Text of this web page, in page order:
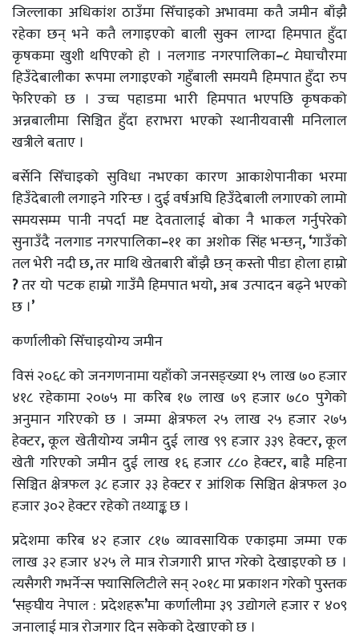
जिल्लाका अधिकांश ठाउँमा सिँचाइको अभावमा कतै जमीन बाँझै
रहेका छन् भने कतै लगाइएको बाली सुक्न लाग्दा हिमपात हुँदा
कृषकमा खुशी थपिएको हो । नलगाड नगरपालिका–८ मेघाचौरमा
हिउँदेबालीका रूपमा लगाइएको गहुँबाली समयमै हिमपात हुँदा रुप
फेरिएको छ । उच्च पहाडमा भारी हिमपात भएपछि कृषकको
अन्नबालीमा सिञ्चित हुँदा हराभरा भएको स्थानीयवासी मनिलाल
खत्रीले बताए ।
बर्सेनि सिँचाइको सुविधा नभएका कारण आकाशेपानीका भरमा
हिउँदेबाली लगाइने गरिन्छ । दुई वर्षअघि हिउँदेबाली लगाएको लामो
समयसम्म पानी नपर्दा मष्ट देवतालाई बोका नै भाकल गर्नुपरेको
सुनाउँदै नलगाड नगरपालिका–११ का अशोक सिंह भन्छन्, ‘गाउँको
तल भेरी नदी छ,तर माथि खेतबारी बाँझै छन् कस्तो पीडा होला हाम्रो
?तर यो पटक हाम्रो गाउँमै हिमपात भयो,अब उत्पादन बढ्ने भएको
छ ।’
कर्णालीको सिँचाइयोग्य जमीन
विसं २०६८ को जनगणनामा यहाँको जनसङ्ख्या १५ लाख ७० हजार
४१८ रहेकामा २०७५ मा करिब १७ लाख ७९ हजार ७८० पुगेको
अनुमान गरिएको छ । जम्मा क्षेत्रफल २५ लाख २५ हजार २७५
हेक्टर,कूल खेतीयोग्य जमीन दुई लाख ९९ हजार ३३९ हेक्टर,कूल
खेती गरिएको जमीन दुई लाख १६ हजार ८८० हेक्टर, बाह्रै महिना
सिञ्चित क्षेत्रफल ३८ हजार ३३ हेक्टर र आंशिक सिञ्चित क्षेत्रफल ३०
हजार ३०२ हेक्टर रहेको तथ्याङ्क छ ।
प्रदेशमा करिब ४२ हजार ८१७ व्यावसायिक एकाइमा जम्मा एक
लाख ३२ हजार ४२५ ले मात्र रोजगारी प्राप्त गरेको देखाइएको छ ।
त्यसैगरी गभर्नेन्स फ्यासिलिटीले सन् २०१८ मा प्रकाशन गरेको पुस्तक
‘सङ्घीय नेपाल : प्रदेशहरू’मा कर्णालीमा ३९ उद्योगले हजार र ४०९
जनालाई मात्र रोजगार दिन सकेको देखाएको छ ।